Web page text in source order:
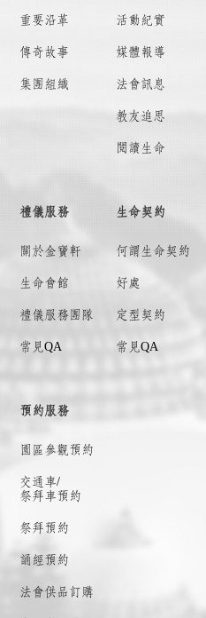
重要沿革
傳奇故事
集團組織
活動紀實
媒體報導
法會訊息
教友追思
閱讀生命
禮儀服務
關於金寶軒
生命會館
禮儀服務團隊
常見QA
生命契約
何謂 生命契約
好處
定型契約
常見QA
預約服務
園區參觀預約
交通車/
祭拜車預約
祭拜預約
誦經預約
法會供品訂購